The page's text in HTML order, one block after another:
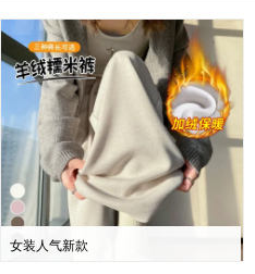
女装人气新款